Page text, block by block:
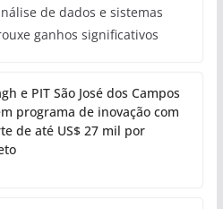
de dados e sistemas
ganhos significativos
e PIT São José dos Campos
programa de inovação com
de até US$ 27 mil por